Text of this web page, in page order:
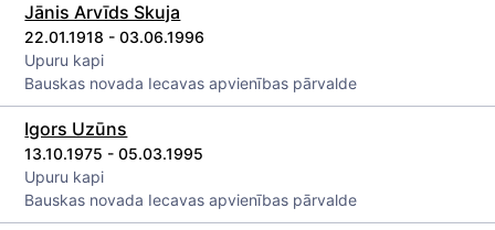
Jānis Arvīds Skuja
22.01.1918 - 03.06.1996
Upuru kapi
Bauskas novada Iecavas apvienības pārvalde
Igors Uzūns
13.10.1975 - 05.03.1995
Upuru kapi
Bauskas novada Iecavas apvienības pārvalde